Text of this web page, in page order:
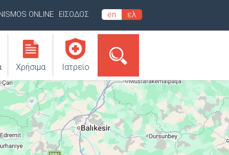
ΕΙΣΟΔΟΣ en ελ
ONLINE
Χρήσιμα Ιατρείο